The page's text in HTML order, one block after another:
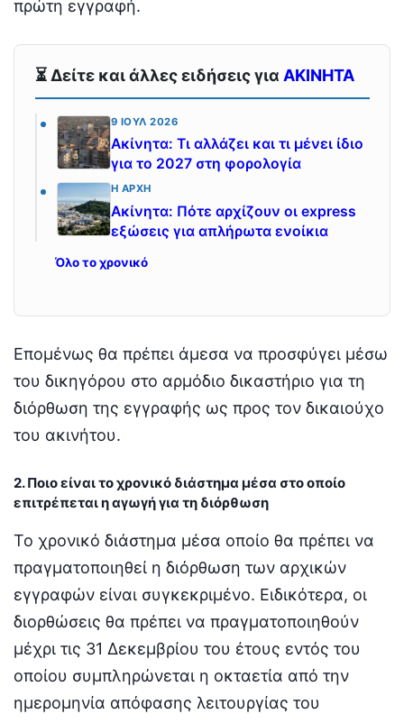
πρώτη εγγραφή.
⏳ Δείτε και άλλες ειδήσεις για ΑΚΙΝΗΤΑ
9 ΙΟΎΛ 2026
Ακίνητα: Τι αλλάζει και τι μένει ίδιο
για το 2027 στη φορολογία
Η ΑΡΧΉ
Ακίνητα: Πότε αρχίζουν οι express
εξώσεις για απλήρωτα ενοίκια
Όλο το χρονικό
Επομένως θα πρέπει άμεσα να προσφύγει μέσω
του δικηγόρου στο αρμόδιο δικαστήριο για τη
διόρθωση της εγγραφής ως προς τον δικαιούχο
του ακινήτου.
2. Ποιο είναι το χρονικό διάστημα μέσα στο οποίο
επιτρέπεται η αγωγή για τη διόρθωση
Το χρονικό διάστημα μέσα οποίο θα πρέπει να
πραγματοποιηθεί η διόρθωση των αρχικών
εγγραφών είναι συγκεκριμένο. Ειδικότερα, οι
διορθώσεις θα πρέπει να πραγματοποιηθούν
μέχρι τις 31 Δεκεμβρίου του έτους εντός του
οποίου συμπληρώνεται η οκταετία από την
ημερομηνία απόφασης λειτουργίας του